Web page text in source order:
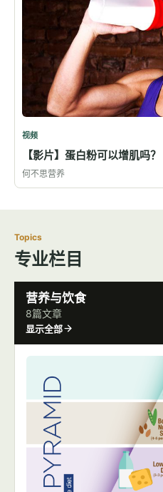
视频
【影片】蛋白粉可以增肌吗？
何不思营养
Topics
专业栏目
营养与饮食
8篇文章
显示全部